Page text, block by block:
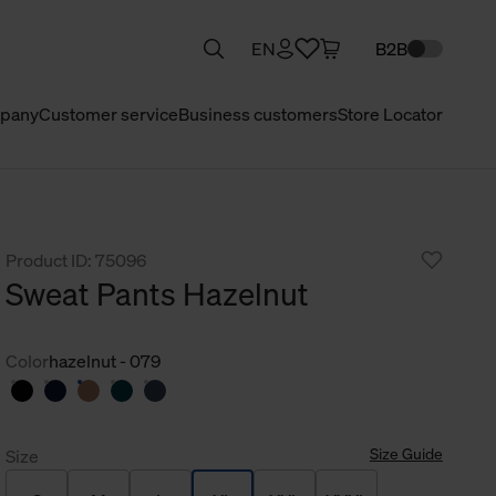
Customer serviceBusiness customersStore Locator
EN B2B
Product ID: 75096
Sweat Pants Hazelnut
Colorhazelnut - 079
Size Size Guide